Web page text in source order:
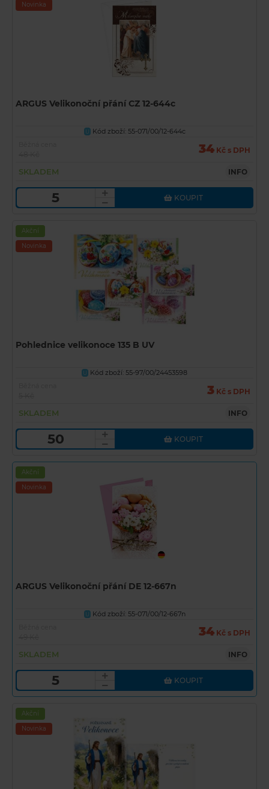
Novinka
ARGUS Velikonoční přání CZ 12-644c
U Kód zboží: 55-071/00/12-644c
34 Kč s DPH
SKLADEM INFO
KOUPIT
Akční
Novinka
Pohlednice velikonoce 135 B UV
U
Kód zboží: 55-97/00/24453598
3 Kč s DPH
SKLADEM INFO
KOUPIT
Akční
Novinka
ARGUS Velikonoční přání DE 12-667n
U Kód zboží: 55-071/00/12-667n
34 Kč s DPH
SKLADEM INFO
KOUPIT
Akční
Novinka